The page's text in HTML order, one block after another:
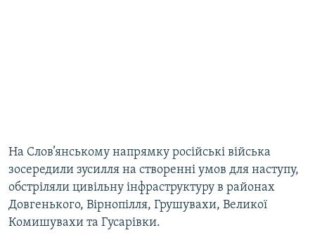
На Слов’янському напрямку російські війська
зосередили зусилля на створенні умов для наступу,
обстріляли цивільну інфраструктуру в районах
Довгенького, Вірнопілля, Грушувахи, Великої
Комишувахи та Гусарівки.